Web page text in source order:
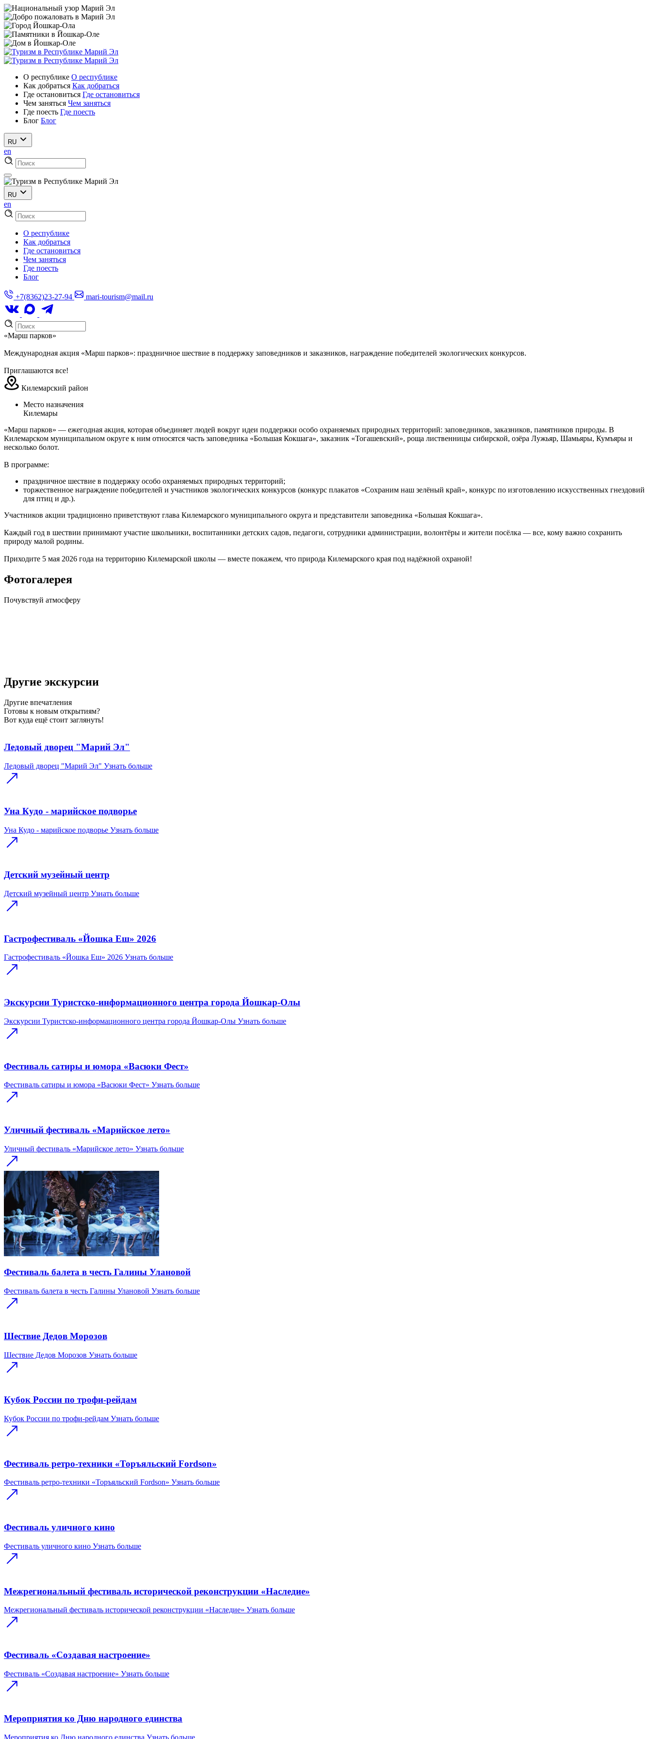
О республике О республике
Как добраться Как добраться
Где остановиться Где остановиться
Чем заняться Чем заняться
Где поесть Где поесть
Блог Блог
RU
en
RU
en
О республике
Как добраться
Где остановиться
Чем заняться
Где поесть
Блог
+7(8362)23-27-94 mari-tourism@mail.ru
«Марш парков»
Международная акция «Марш парков»: праздничное шествие в поддержку заповедников и заказников, награждение победителей экологических конкурсов.
Приглашаются все!
Килемарский район
Место назначения
Килемары
«Марш парков» — ежегодная акция, которая объединяет людей вокруг идеи поддержки особо охраняемых природных территорий: заповедников, заказников, памятников природы. В
Килемарском муниципальном округе к ним относятся часть заповедника «Большая Кокшага», заказник «Тогашевский», роща лиственницы сибирской, озёра Лужьяр, Шамьяры, Кумъяры и
несколько болот.
В программе:
праздничное шествие в поддержку особо охраняемых природных территорий;
торжественное награждение победителей и участников экологических конкурсов (конкурс плакатов «Сохраним наш зелёный край», конкурс по изготовлению искусственных гнездовий
для птиц и др.).
Участников акции традиционно приветствуют глава Килемарского муниципального округа и представители заповедника «Большая Кокшага».
Каждый год в шествии принимают участие школьники, воспитанники детских садов, педагоги, сотрудники администрации, волонтёры и жители посёлка — все, кому важно сохранить
природу малой родины.
Приходите 5 мая 2026 года на территорию Килемарской школы — вместе покажем, что природа Килемарского края под надёжной охраной!
Фотогалерея
Почувствуй атмосферу
Другие экскурсии
Другие впечатления
Готовы к новым открытиям?
Вот куда ещё стоит заглянуть!
Ледовый дворец "Марий Эл"
Ледовый дворец "Марий Эл" Узнать больше
Уна Кудо - марийское подворье
Уна Кудо - марийское подворье Узнать больше
Детский музейный центр
Детский музейный центр Узнать больше
Гастрофестиваль «Йошка Еш» 2026
Гастрофестиваль «Йошка Еш» 2026 Узнать больше
Экскурсии Туристско-информационного центра города Йошкар-Олы
Экскурсии Туристско-информационного центра города Йошкар-Олы Узнать больше
Фестиваль сатиры и юмора «Васюки Фест»
Фестиваль сатиры и юмора «Васюки Фест» Узнать больше
Уличный фестиваль «Марийское лето»
Уличный фестиваль «Марийское лето» Узнать больше
Фестиваль балета в честь Галины Улановой
Фестиваль балета в честь Галины Улановой Узнать больше
Шествие Дедов Морозов
Шествие Дедов Морозов Узнать больше
Кубок России по трофи-рейдам
Кубок России по трофи-рейдам Узнать больше
Фестиваль ретро-техники «Торъяльский Fordson»
Фестиваль ретро-техники «Торъяльский Fordson» Узнать больше
Фестиваль уличного кино
Фестиваль уличного кино Узнать больше
Межрегиональный фестиваль исторической реконструкции «Наследие»
Межрегиональный фестиваль исторической реконструкции «Наследие» Узнать больше
Фестиваль «Создавая настроение»
Фестиваль «Создавая настроение» Узнать больше
Мероприятия ко Дню народного единства